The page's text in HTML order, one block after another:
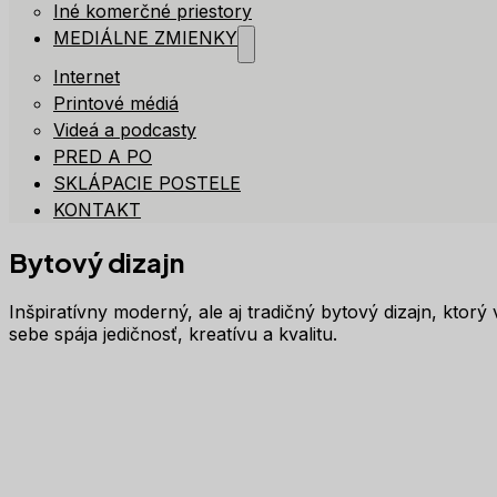
Iné komerčné priestory
MEDIÁLNE ZMIENKY
Internet
Printové médiá
Videá a podcasty
PRED A PO
SKLÁPACIE POSTELE
KONTAKT
Bytový dizajn
Inšpiratívny moderný, ale aj tradičný bytový dizajn, ktorý
sebe spája jedičnosť, kreatívu a kvalitu.